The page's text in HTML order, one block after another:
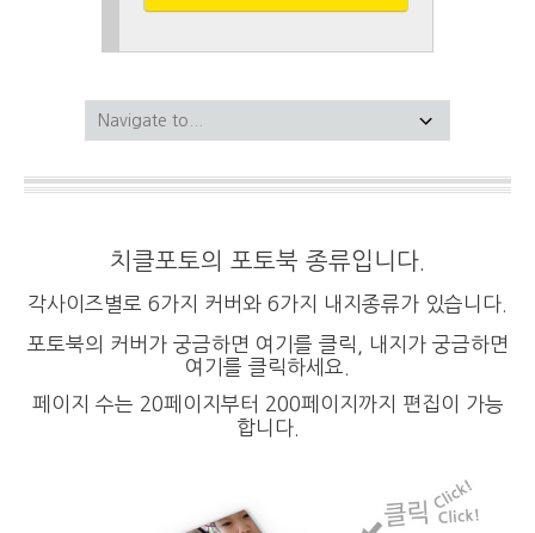
치클포토의 포토북 종류입니다.
각사이즈별로 6가지 커버와 6가지 내지종류가 있습니다.
포토북의 커버가 궁금하면 여기를 클릭 , 내지가 궁금하면
여기를 클릭하세요.
페이지 수는 20페이지부터 200페이지까지 편집이 가능
합니다.